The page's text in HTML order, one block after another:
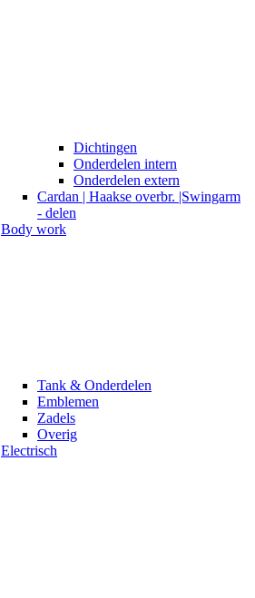
Dichtingen
Onderdelen intern
Onderdelen extern
Cardan | Haakse overbr. |Swingarm
- delen
Body work
Tank & Onderdelen
Emblemen
Zadels
Overig
Electrisch